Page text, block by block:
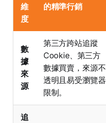
維
度
的精準行銷
數
據
來
源
第三方跨站追蹤
Cookie、第三方
數據買賣，來源不
透明且易受瀏覽器
限制。
追